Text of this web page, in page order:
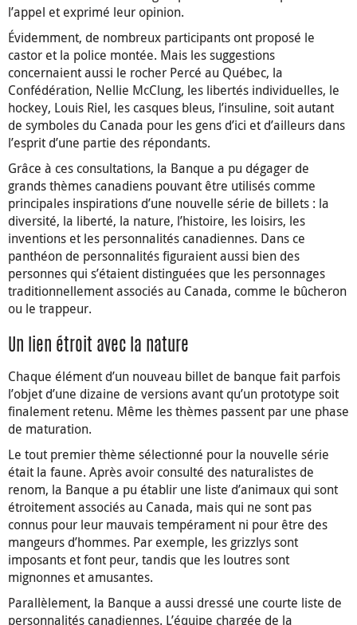
l’appel et exprimé leur opinion.
Évidemment, de nombreux participants ont proposé le
castor et la police montée. Mais les suggestions
concernaient aussi le rocher Percé au Québec, la
Confédération, Nellie McClung, les libertés individuelles, le
hockey, Louis Riel, les casques bleus, l’insuline, soit autant
de symboles du Canada pour les gens d’ici et d’ailleurs dans
l’esprit d’une partie des répondants.
Grâce à ces consultations, la Banque a pu dégager de
grands thèmes canadiens pouvant être utilisés comme
principales inspirations d’une nouvelle série de billets : la
diversité, la liberté, la nature, l’histoire, les loisirs, les
inventions et les personnalités canadiennes. Dans ce
panthéon de personnalités figuraient aussi bien des
personnes qui s’étaient distinguées que les personnages
traditionnellement associés au Canada, comme le bûcheron
ou le trappeur.
Un lien étroit avec la nature
Chaque élément d’un nouveau billet de banque fait parfois
l’objet d’une dizaine de versions avant qu’un prototype soit
finalement retenu. Même les thèmes passent par une phase
de maturation.
Le tout premier thème sélectionné pour la nouvelle série
était la faune. Après avoir consulté des naturalistes de
renom, la Banque a pu établir une liste d’animaux qui sont
étroitement associés au Canada, mais qui ne sont pas
connus pour leur mauvais tempérament ni pour être des
mangeurs d’hommes. Par exemple, les grizzlys sont
imposants et font peur, tandis que les loutres sont
mignonnes et amusantes.
Parallèlement, la Banque a aussi dressé une courte liste de
personnalités canadiennes. L’équipe chargée de la